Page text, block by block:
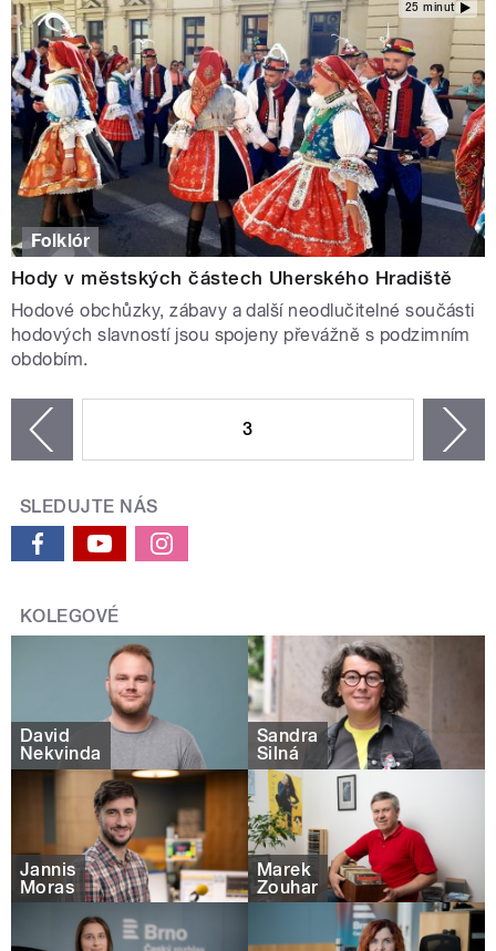
25 minut
Folklór
Hody v městských částech Uherského Hradiště
Hodové obchůzky, zábavy a další neodlučitelné součásti
hodových slavností jsou spojeny převážně s podzimním
obdobím.
3
SLEDUJTE NÁS
KOLEGOVÉ
David
Nekvinda
Sandra
Silná
Jannis
Moras
Marek
Zouhar